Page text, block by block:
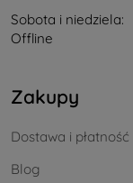
Sobota i niedziela:
Offline
Zakupy
Dostawa i płatność
Blog